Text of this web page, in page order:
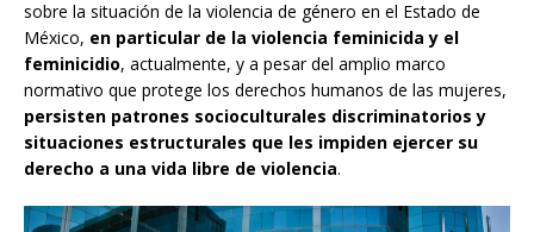
sobre la situación de la violencia de género en el Estado de
México, en particular de la violencia feminicida y el
feminicidio, actualmente, y a pesar del amplio marco
normativo que protege los derechos humanos de las mujeres,
persisten patrones socioculturales discriminatorios y
situaciones estructurales que les impiden ejercer su
derecho a una vida libre de violencia.